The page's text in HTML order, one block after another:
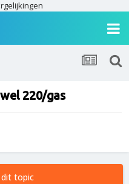
220/gas
dit topic